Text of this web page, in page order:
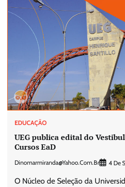
EDUCAÇÃO
UEG publica edital do
Cursos EaD
Dinomarmiranda@yahoo.com.br 4 De
O Núcleo de Seleção da